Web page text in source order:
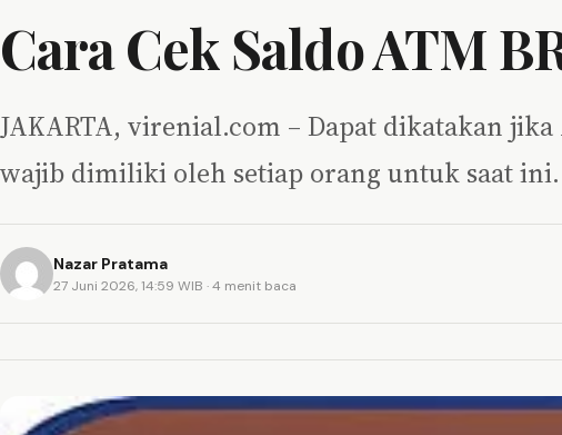
Cara Cek Saldo ATM
JAKARTA, virenial.com – Dapat dikatakan
wajib dimiliki oleh setiap orang untuk saat
Nazar Pratama
27 Juni 2026, 14:59 WIB · 4 menit baca